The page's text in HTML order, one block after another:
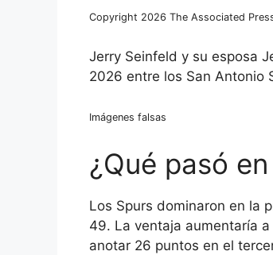
Copyright 2026 The Associated
Jerry Seinfeld y su esposa
2026 entre los San Antonio
Imágenes falsas
¿Qué pasó
Los Spurs dominaron en la
49. La ventaja aumentaría
anotar 26 puntos en el